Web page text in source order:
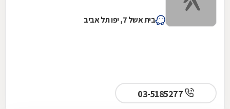
בית אשל 7, יפו תל אביב